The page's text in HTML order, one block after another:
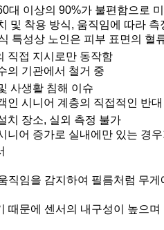
대 이상의 90%가 불편함으로
및 착용 방식, 움직임에 따라 측
특성상 노인은 피부 표면의 혈
직접 지시로만 동작함
의 기관에서 철거 중
사생활 침해 이슈
인 시니어 계층의 직접적인 반대
치 장소, 실외 측정 불가
니어 증가로 실내에만 있는 경
직임을 감지하여 필름처럼 무
때문에 센서의 내구성이 높으